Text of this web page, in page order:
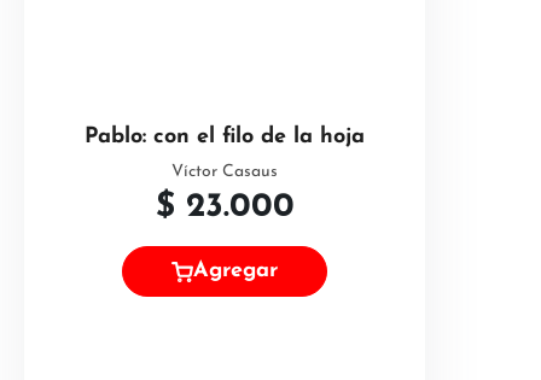
Pablo: con el filo de la hoja
Víctor Casaus
$ 23.000
Agregar